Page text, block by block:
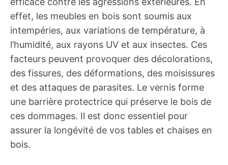
effet, les meubles en bois sont soumis aux
intempéries, aux variations de température, à
l’humidité, aux rayons UV et aux insectes. Ces
facteurs peuvent provoquer des décolorations,
des fissures, des déformations, des moisissures
et des attaques de parasites. Le vernis forme
une barrière protectrice qui préserve le bois de
ces dommages. Il est donc essentiel pour
assurer la longévité de vos tables et chaises en
bois.